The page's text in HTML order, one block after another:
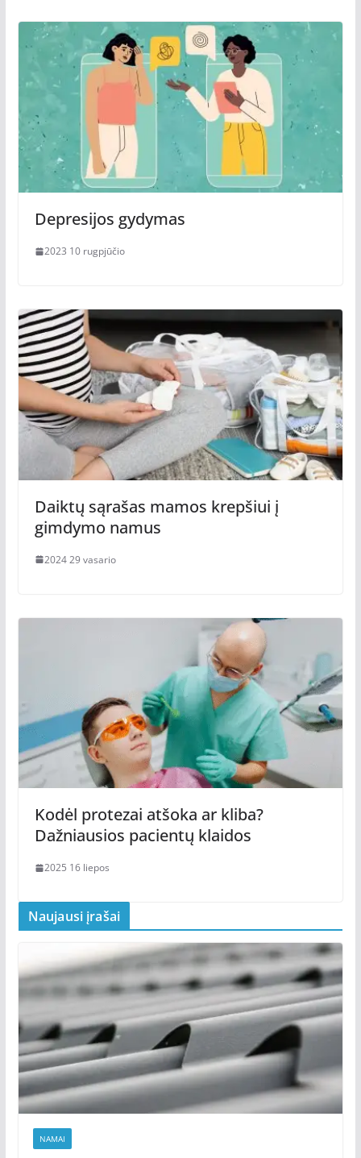
Depresijos gydymas
2023 10 rugpjūčio
Daiktų sąrašas mamos krepšiui į
gimdymo namus
2024 29 vasario
Kodėl protezai atšoka ar kliba?
Dažniausios pacientų klaidos
2025 16 liepos
Naujausi įrašai
NAMAI